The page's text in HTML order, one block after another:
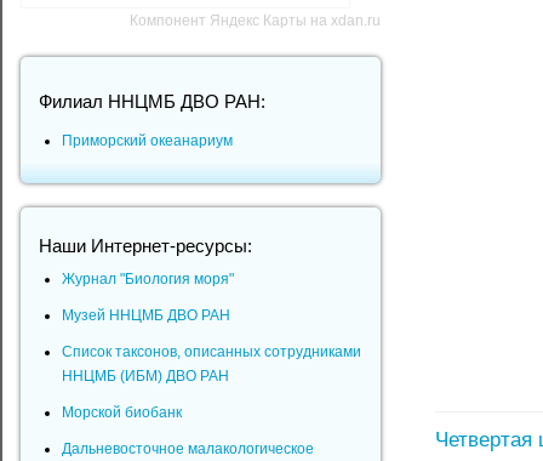
Компонент Яндекс Карты на xdan.ru
Филиал ННЦМБ ДВО РАН:
Приморский океанариум
Наши Интернет-ресурсы:
Журнал "Биология моря"
Музей ННЦМБ ДВО РАН
Список таксонов, описанных сотрудниками
ННЦМБ (ИБМ) ДВО РАН
Морской биобанк
Дальневосточное малакологическое